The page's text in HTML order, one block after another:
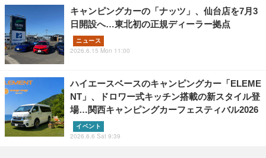
キャンピングカーの「ナッツ」、仙台店を7月3
日開設へ…東北初の正規ディーラー拠点
ニュース
2026.6.15 Mon 11:00
ハイエースベースのキャンピングカー「ELEME
NT」、ドロワー式キッチン搭載の新スタイル登
場…関西キャンピングカーフェスティバル2026
イベント
2026.6.6 Sat 9:39